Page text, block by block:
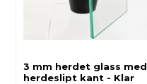
3 mm herdet glass med
herdeslipt kant - Klar